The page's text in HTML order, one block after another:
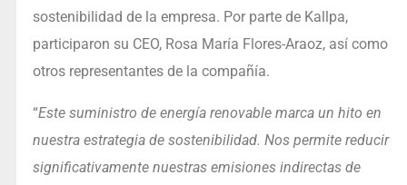
sostenibilidad de la empresa. Por parte de Kallpa,
participaron su CEO, Rosa María Flores-Araoz, así como
otros representantes de la compañía.
“Este suministro de energía renovable marca un hito en
nuestra estrategia de sostenibilidad. Nos permite reducir
significativamente nuestras emisiones indirectas de